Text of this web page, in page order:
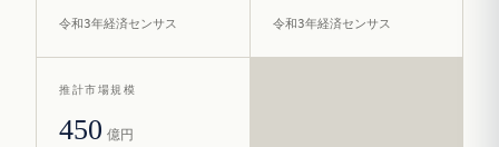
令和3年経済センサス 令和3年経済センサス
推計市場規模
450 億円